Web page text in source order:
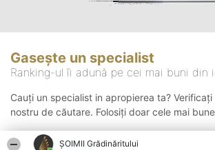
ȘOIMII Grădinăritului
Gasește un specialist
Ranking-ul îi adună pe cei mai buni din
Cauți un specialist in apropierea ta? Verificați
nostru de căutare. Folosiți doar cele mai